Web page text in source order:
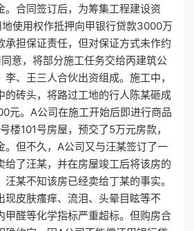
。合同签订后，为筹集工程建设资
使用权作抵押向甲银行贷款3000万
承担保证责任，但对保证方式未作约
意，将部分施工任务交给丙建筑公
、王三人合伙出资组成。施工中，
的砖头，将路过工地的行人陈某砸成
元。A公司在施工开始后即进行商品
楼101号房屋，预交了5万元房款，
。但不久，A公司又与汪某签订了一
给了汪某，并在房屋竣工后将该房的
某不知该房已经卖给丁某的事实。
现皮肤瘙痒、流泪、头晕目眩等不
甲醛等化学指标严重超标。但购房合